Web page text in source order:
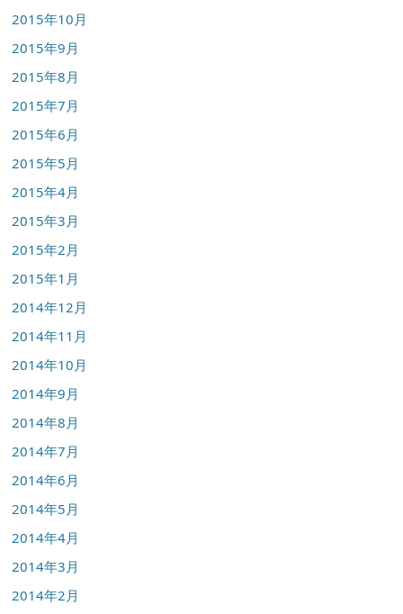
2015年10月
2015年9月
2015年8月
2015年7月
2015年6月
2015年5月
2015年4月
2015年3月
2015年2月
2015年1月
2014年12月
2014年11月
2014年10月
2014年9月
2014年8月
2014年7月
2014年6月
2014年5月
2014年4月
2014年3月
2014年2月